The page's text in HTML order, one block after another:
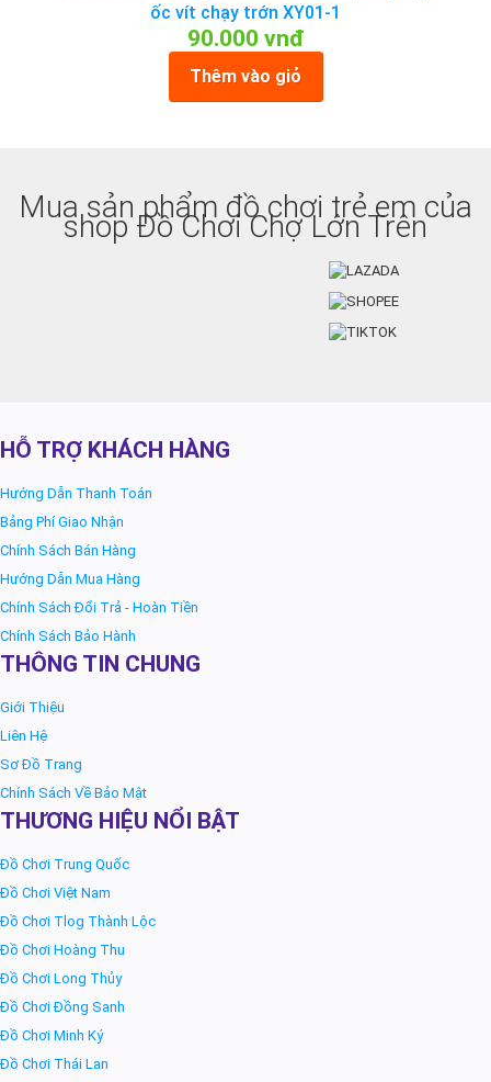
ốc vít chạy trớn XY01-1
90.000 vnđ
Thêm vào giỏ
Mua sản phẩm đồ chơi trẻ em của
shop Đồ Chơi Chợ Lớn Trên
HỖ TRỢ KHÁCH HÀNG
Hướng Dẫn Thanh Toán
Bảng Phí Giao Nhận
Chính Sách Bán Hàng
Hướng Dẫn Mua Hàng
Chính Sách Đổi Trả - Hoàn Tiền
Chính Sách Bảo Hành
THÔNG TIN CHUNG
Giới Thiệu
Liên Hệ
Sơ Đồ Trang
Chính Sách Về Bảo Mật
THƯƠNG HIỆU NỔI BẬT
Đồ Chơi Trung Quốc
Đồ Chơi Việt Nam
Đồ Chơi Tlog Thành Lộc
Đồ Chơi Hoàng Thu
Đồ Chơi Long Thủy
Đồ Chơi Đồng Sanh
Đồ Chơi Minh Ký
Đồ Chơi Thái Lan